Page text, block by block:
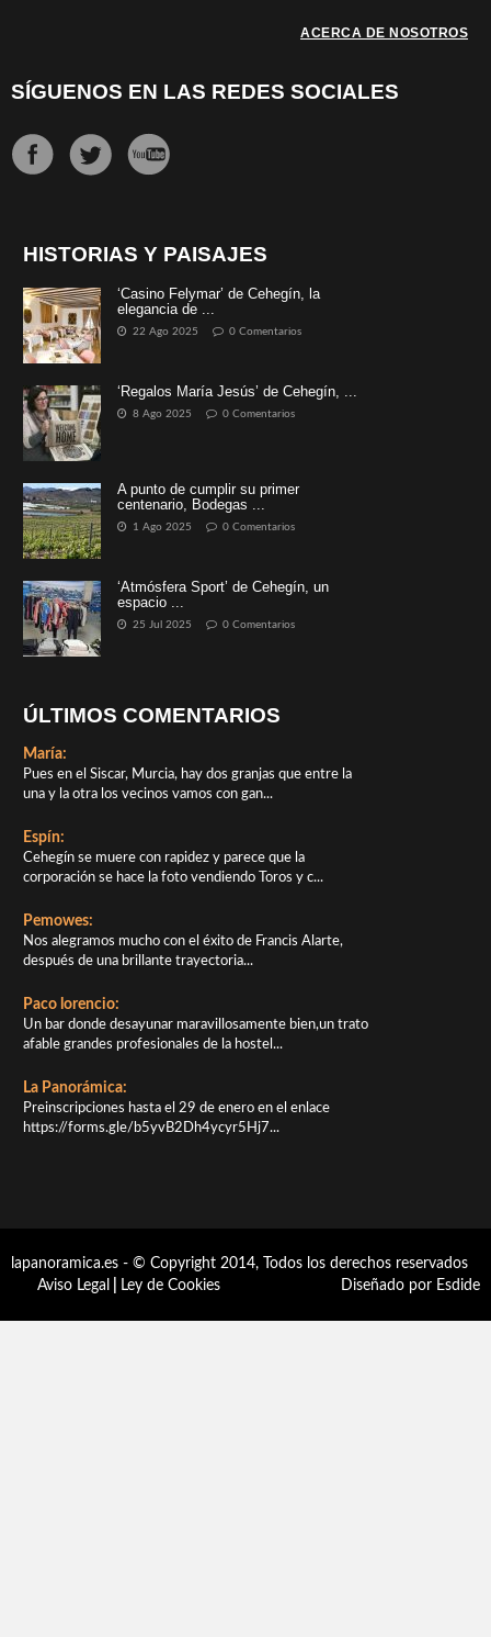
ACERCA DE NOSOTROS
SÍGUENOS EN LAS REDES SOCIALES
HISTORIAS Y PAISAJES
‘Casino Felymar’ de Cehegín, la
elegancia de ...
22 Ago 2025 0 Comentarios
‘Regalos María Jesús’ de Cehegín, ...
8 Ago 2025 0 Comentarios
A punto de cumplir su primer
centenario, Bodegas ...
1 Ago 2025 0 Comentarios
‘Atmósfera Sport’ de Cehegín, un
espacio ...
25 Jul 2025 0 Comentarios
ÚLTIMOS COMENTARIOS
María:
Pues en el Siscar, Murcia, hay dos granjas que entre la
una y la otra los vecinos vamos con gan...
Espín:
Cehegín se muere con rapidez y parece que la
corporación se hace la foto vendiendo Toros y c...
Pemowes:
Nos alegramos mucho con el éxito de Francis Alarte,
después de una brillante trayectoria...
Paco lorencio:
Un bar donde desayunar maravillosamente bien,un trato
afable grandes profesionales de la hostel...
La Panorámica:
Preinscripciones hasta el 29 de enero en el enlace
https://forms.gle/b5yvB2Dh4ycyr5Hj7...
lapanoramica.es - © Copyright 2014, Todos los derechos reservados
Aviso Legal
Ley de Cookies Diseñado por Esdide